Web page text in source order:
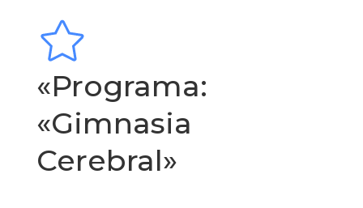
«Programa:
«Gimnasia
Cerebral»